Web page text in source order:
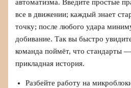
автоматизма. Введите простые
все в движении; каждый знает
точку; после любого удара
добивание. Так вы быстро
команда поймёт, что стандарты
прикладная история.
Разбейте работу на